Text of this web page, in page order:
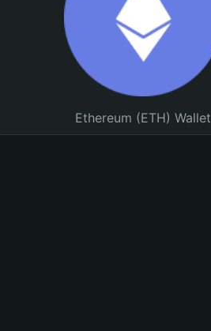
Ethereum (ETH) Wallet